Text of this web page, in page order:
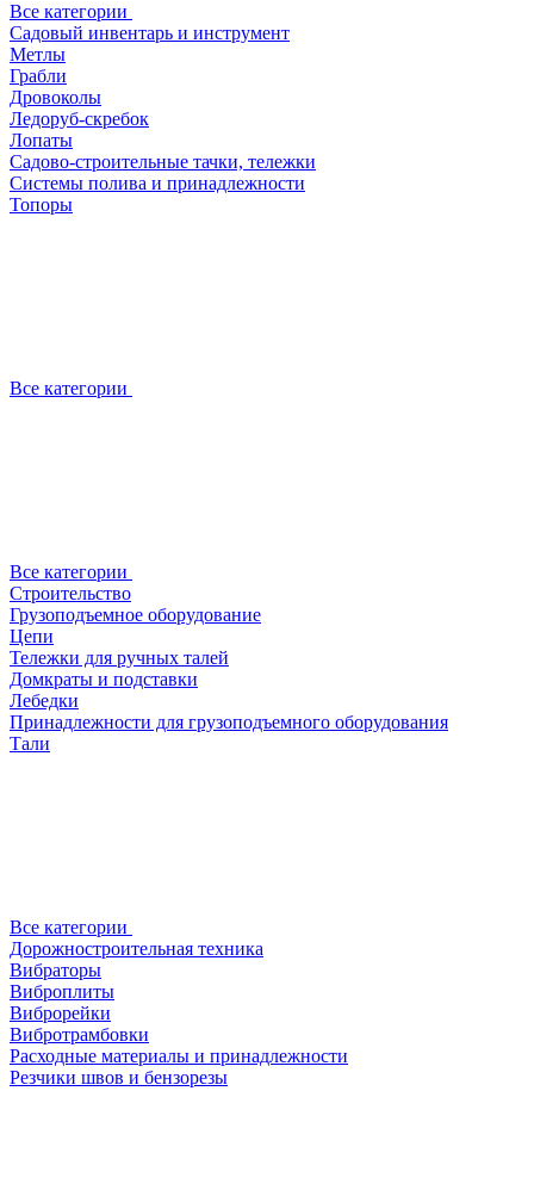
Все категории
Садовый инвентарь и инструмент
Метлы
Грабли
Дровоколы
Ледоруб-скребок
Лопаты
Садово-строительные тачки, тележки
Системы полива и принадлежности
Топоры
Все категории
Все категории
Строительство
Грузоподъемное оборудование
Цепи
Тележки для ручных талей
Домкраты и подставки
Лебедки
Принадлежности для грузоподъемного оборудования
Тали
Все категории
Дорожностроительная техника
Вибраторы
Виброплиты
Виброрейки
Вибротрамбовки
Расходные материалы и принадлежности
Резчики швов и бензорезы